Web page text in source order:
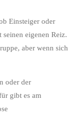
Einsteiger oder
eigenen Reiz.
aber wenn sich
oder der
gibt es am